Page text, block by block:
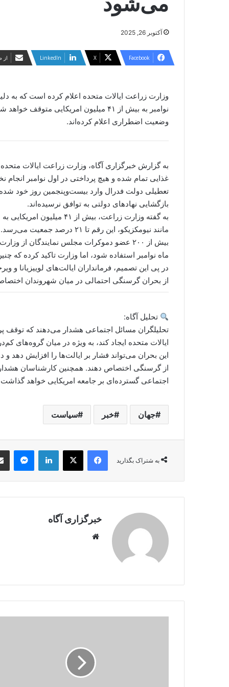
آکتوبر 26, 2025
Facebook
X
LinkedIn از
وزارت زراعت ایالات متحده اعلام کرده است که به
نوامبر به بیش از ۴۱ میلیون امریکایی
وضعیت اضطراری اعلام کرده‌اند.
غذایی تمام شده و هیچ پرداختی در اول نوامبر انجام
تعطیلی دولت فدرال وارد بیست‌وپنجمین روز خود
بازگشایی نهادهای دولتی به توافق نرسیده‌اند.
به گفته وزارت زراعت،
مانند نیومکزیکو، این رقم تا ۲۱ درصد جمعیت می‌رسد.
بیش از ۲۰۰ عضو دموکرات مجلس نمایندگان
ماه نوامبر استفاده شود، اما وزارت تاکید کرده که
در پی این تصمیم، فرمانداران ایالت‌های لوییزیانا و
از بحران گرسنگی احتمالی در میان شهروندان
تحلیل آگاه:
تحلیلگران مسائل اجتماعی هشدار می‌دهند که توقف
ایالات متحده ایجاد کند، به ویژه در میان گروه‌های
این بحران می‌تواند فشار بر ایالت‌ها را افزایش
از گرسنگی اختصاص دهند. همچنین کارشناسان
اجتماعی گسترده‌ای بر جامعه امریکایی خواهد
جهان خبر سیاست
به شتراک بگذارید
Facebook
X
LinkedIn
خبرگزاری آگاه